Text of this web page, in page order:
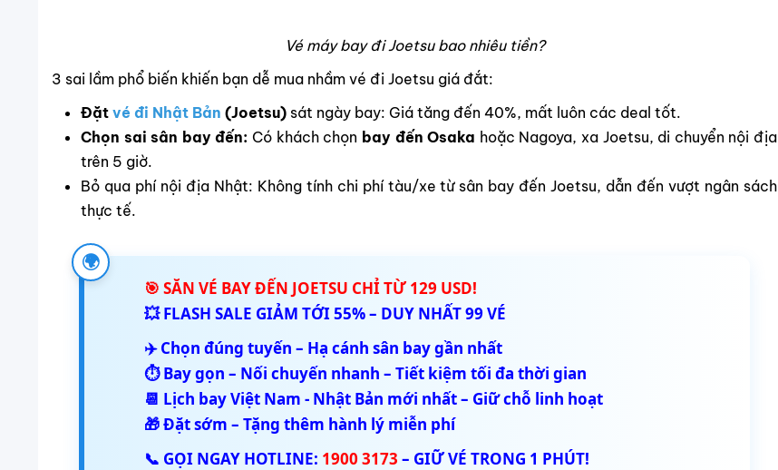
Vé máy bay đi Joetsu bao nhiêu tiền?
3 sai lầm phổ biến khiến bạn dễ mua nhầm vé đi Joetsu giá đắt:
Đặt vé đi Nhật Bản (Joetsu) sát ngày bay: Giá tăng đến 40%, mất luôn các deal tốt.
Chọn sai sân bay đến: Có khách chọn bay đến Osaka hoặc Nagoya, xa Joetsu, di chuyển nội địa
trên 5 giờ.
Bỏ qua phí nội địa Nhật: Không tính chi phí tàu/xe từ sân bay đến Joetsu, dẫn đến vượt ngân sách
thực tế.
🌍
🎯 SĂN VÉ BAY ĐẾN JOETSU CHỈ TỪ 129 USD!
💥 FLASH SALE GIẢM TỚI 55% – DUY NHẤT 99 VÉ
✈️ Chọn đúng tuyến – Hạ cánh sân bay gần nhất
⏱️ Bay gọn – Nối chuyến nhanh – Tiết kiệm tối đa thời gian
📆 Lịch bay Việt Nam - Nhật Bản mới nhất – Giữ chỗ linh hoạt
🎁 Đặt sớm – Tặng thêm hành lý miễn phí
📞 GỌI NGAY HOTLINE: 1900 3173 – GIỮ VÉ TRONG 1 PHÚT!